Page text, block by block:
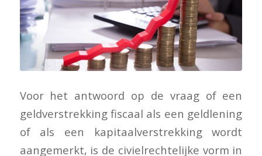
Voor het antwoord op de vraag of een
geldverstrekking fiscaal als een geldlening
of als een kapitaalverstrekking wordt
aangemerkt, is de civielrechtelijke vorm in